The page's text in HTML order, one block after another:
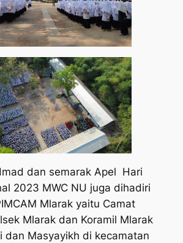
dan semarak Apel Hari
2023 MWC NU juga dihadiri
Mlarak yaitu Camat
Mlarak dan Koramil Mlarak
dan Masyayikh di kecamatan